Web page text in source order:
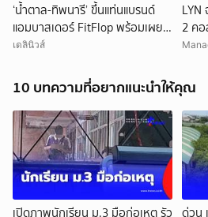
‘น้ำตาล-ทิพนารี’ ขึ้นแท่นแบรนด์
แอมบาสเดอร์ FitFlop พร้อมเผย
คอลเลกชัน Autumn/Winter
เดลินิวส์
LYN
2 ค
10 บทความที่อยากแนะนำให้คุณ
เปิดภาพนักเรียน ม.3 มือก่อเหตุ รัว ด่วน